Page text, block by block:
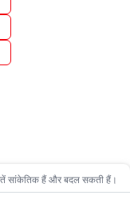
सांकेतिक हैं और बदल सकती हैं।